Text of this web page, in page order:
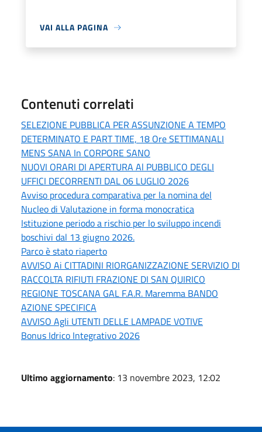
VAI ALLA PAGINA
Contenuti correlati
SELEZIONE PUBBLICA PER ASSUNZIONE A TEMPO
DETERMINATO E PART TIME, 18 Ore SETTIMANALI
MENS SANA In CORPORE SANO
NUOVI ORARI DI APERTURA Al PUBBLICO DEGLI
UFFICI DECORRENTI DAL 06 LUGLIO 2026
Avviso procedura comparativa per la nomina del
Nucleo di Valutazione in forma monocratica
Istituzione periodo a rischio per lo sviluppo incendi
boschivi dal 13 giugno 2026.
Parco è stato riaperto
AVVISO Ai CITTADINI RIORGANIZZAZIONE SERVIZIO DI
RACCOLTA RIFIUTI FRAZIONE DI SAN QUIRICO
REGIONE TOSCANA GAL F.A.R. Maremma BANDO
AZIONE SPECIFICA
AVVISO Agli UTENTI DELLE LAMPADE VOTIVE
Bonus Idrico Integrativo 2026
Ultimo aggiornamento: 13 novembre 2023, 12:02